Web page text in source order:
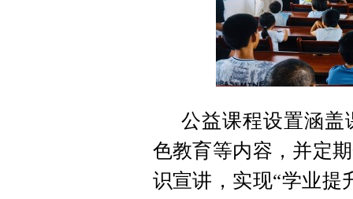
公益课程设置涵盖
色教育等内容，并定
识宣讲，实现“学业提